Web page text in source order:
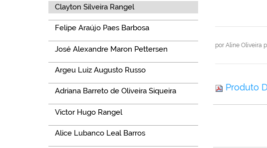
Clayton Silveira Rangel
Felipe Araújo Paes Barbosa
José Alexandre Maron Pettersen
Argeu Luiz Augusto Russo
Adriana Barreto de Oliveira Siqueira
Victor Hugo Rangel
Alice Lubanco Leal Barros
por Aline Oliveira
Produto